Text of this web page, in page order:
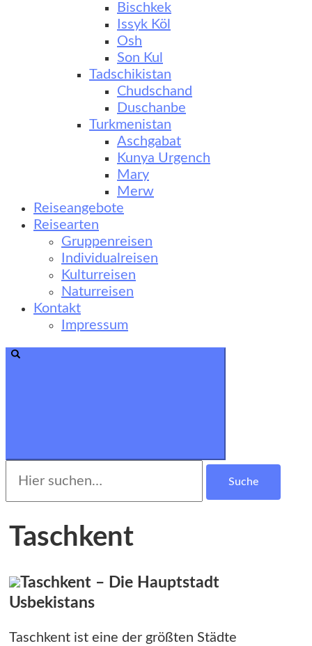
Bischkek
Issyk Köl
Osh
Son Kul
Tadschikistan
Chudschand
Duschanbe
Turkmenistan
Aschgabat
Kunya Urgench
Mary
Merw
Reiseangebote
Reisearten
Gruppenreisen
Individualreisen
Kulturreisen
Naturreisen
Kontakt
Impressum
nach:
Taschkent
Taschkent – Die Hauptstadt
Usbekistans
Taschkent ist eine der größten Städte